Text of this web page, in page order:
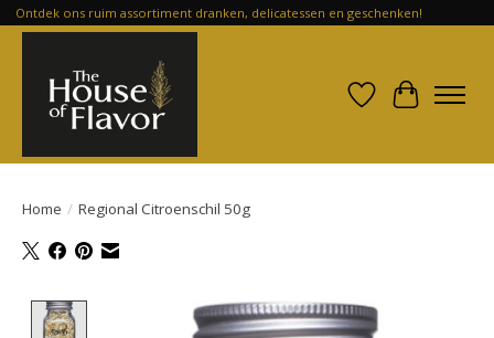
Ontdek ons ruim assortiment dranken, delicatessen en geschenken!
Verlanglijst
Home / Regional Citroenschil 50g
Product image slideshow Items